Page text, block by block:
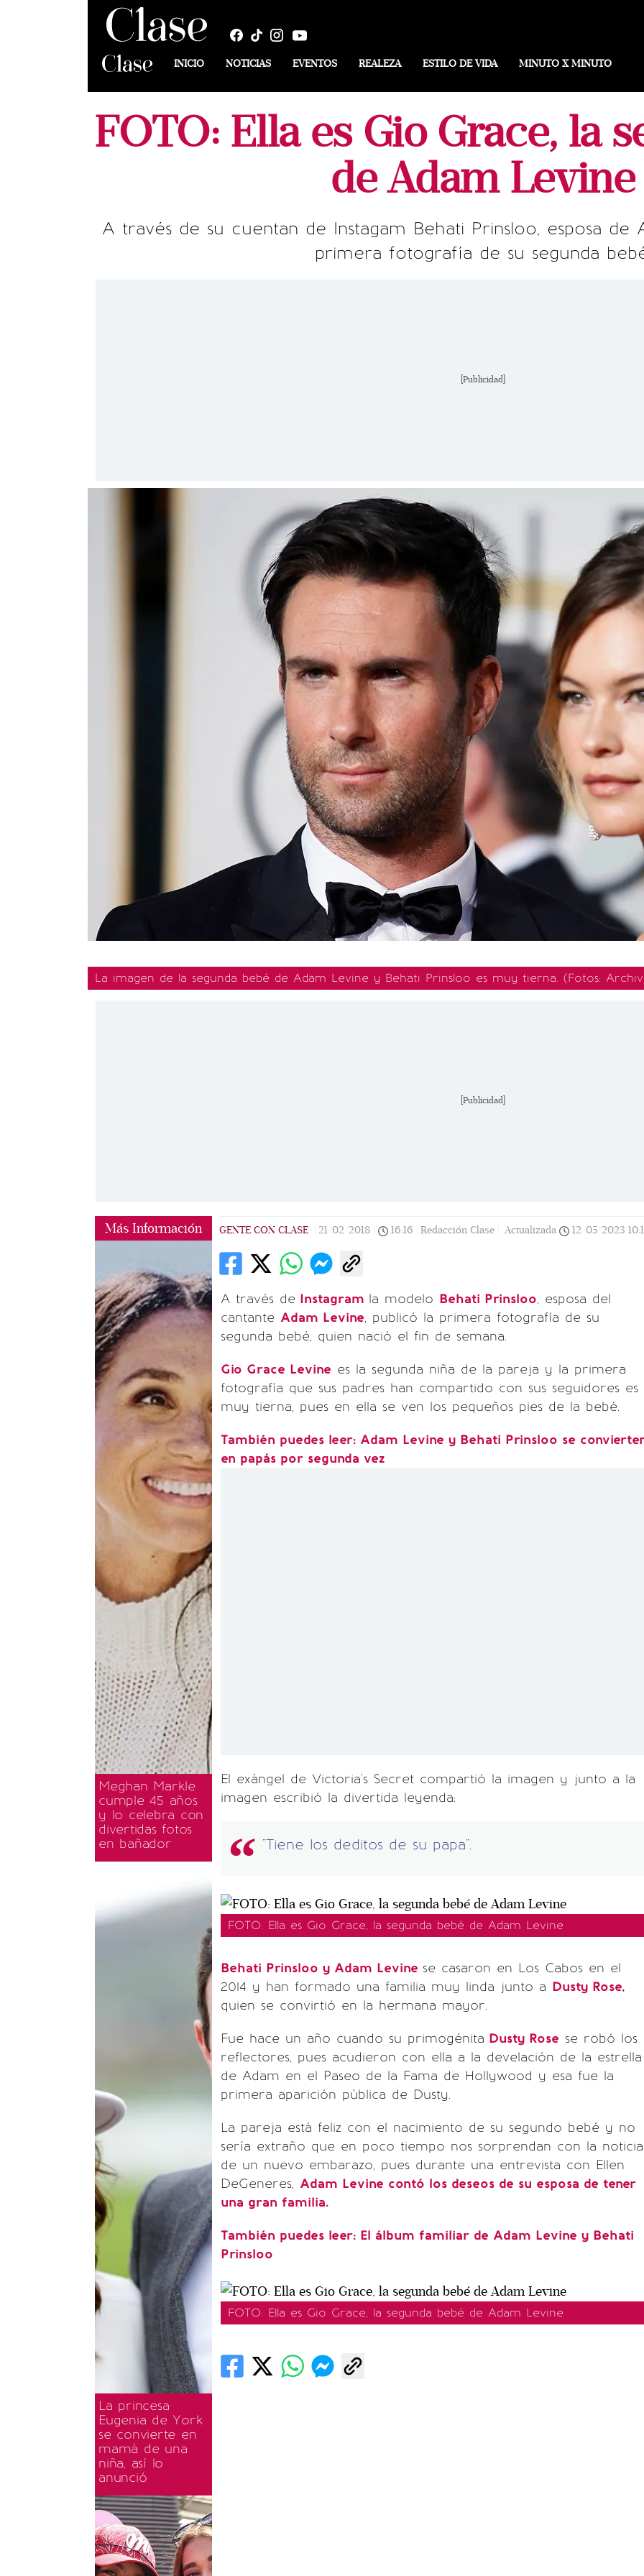
INICIO NOTICIAS EVENTOS REALEZA ESTILO DE VIDA MINUTO X MINUTO
FOTO: Ella es Gio Grace, la
de Adam Levine
A través de su cuentan de Instagam Behati Prinsloo, esposa
primera fotografía de su segunda
[Publicidad]
La imagen de la segunda bebé de Adam Levine y Behati Prinsloo es muy tierna. (Fotos:
[Publicidad]
Más Información
Meghan Markle
cumple 45 años
y lo celebra con
divertidas fotos
en bañador
La princesa
Eugenia de York
se convierte en
mamá de una
niña, así lo
anunció
GENTE CON CLASE 21/02/2018 16:16 Redacción Clase | Actualizada 12/05/2023
A través de Instagram la modelo Behati Prinsloo, esposa del
cantante Adam Levine, publicó la primera fotografía de su
segunda bebé, quien nació el fin de semana.
Gio Grace Levine es la segunda niña de la pareja y la primera
fotografía que sus padres han compartido con sus seguidores es
muy tierna, pues en ella se ven los pequeños pies de la bebé.
También puedes leer: Adam Levine y Behati Prinsloo se
en papás por segunda vez
El exángel de Victoria's Secret compartió la imagen y junto a la
imagen escribió la divertida leyenda:
"Tiene los deditos de su papa".
FOTO: Ella es Gio Grace, la segunda bebé de Adam Levine
Behati Prinsloo y Adam Levine se casaron en Los Cabos en el
2014 y han formado una familia muy linda junto a Dusty Rose,
quien se convirtió en la hermana mayor.
Fue hace un año cuando su primogénita Dusty Rose se robó los
reflectores, pues acudieron con ella a la develación de la estrella
de Adam en el Paseo de la Fama de Hollywood y esa fue la
primera aparición pública de Dusty.
La pareja está feliz con el nacimiento de su segundo bebé y no
sería extraño que en poco tiempo nos sorprendan con la noticia
de un nuevo embarazo, pues durante una entrevista con Ellen
DeGeneres, Adam Levine contó los deseos de su esposa de tener
una gran familia.
También puedes leer: El álbum familiar de Adam Levine y Behati
Prinsloo
FOTO: Ella es Gio Grace, la segunda bebé de Adam Levine